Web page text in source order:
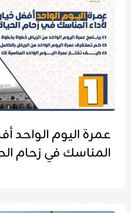
عمرة اليوم الواحد
المناسك في زحام